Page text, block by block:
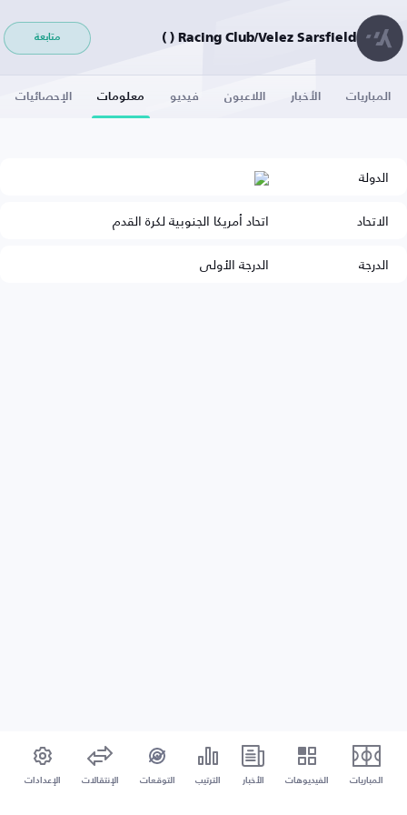
Racing Club/Velez Sarsfield ( ) متابعة
المباريات الأخبار اللاعبون فيديو معلومات الإحصائيات
الدولة
الاتحاد
اتحاد أمريكا الجنوبية لكرة القدم
الدرجة
الدرجة الأولى
المباريات الفيديوهات الأخبار الترتيب التوقعات الإنتقالات الإعدادات